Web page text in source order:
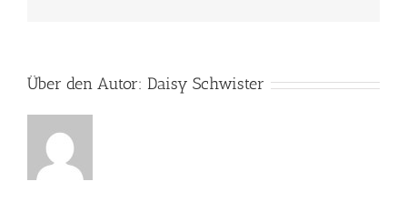
Über den Autor: Daisy Schwister